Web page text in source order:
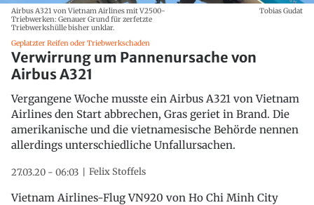
Airbus A321 von Vietnam Airlines mit V2500-
Triebwerken: Genauer Grund für zerfetzte
Triebwerkshülle bisher unklar.
Tobias Gudat
Geplatzter Reifen oder Triebwerkschaden
Verwirrung um Pannenursache von
Airbus A321
Vergangene Woche musste ein Airbus A321 von Vietnam
Airlines den Start abbrechen, Gras geriet in Brand. Die
amerikanische und die vietnamesische Behörde nennen
allerdings unterschiedliche Unfallursachen.
27.03.20 - 06:03 Felix Stoffels
Vietnam Airlines-Flug VN920 von Ho Chi Minh City